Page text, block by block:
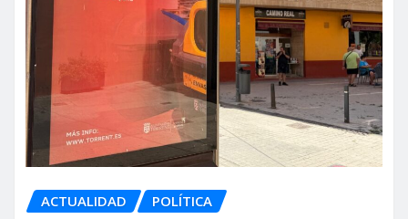
ACTUALIDAD POLÍTICA